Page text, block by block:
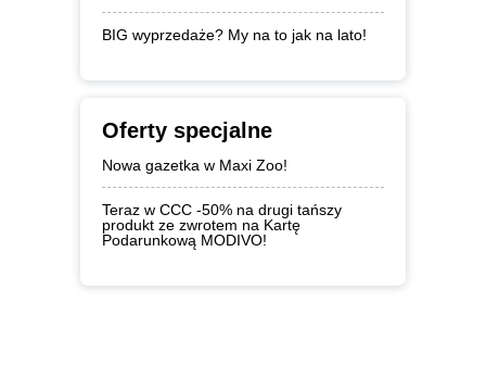
BIG wyprzedaże? My na to jak na lato!
Oferty specjalne
Nowa gazetka w Maxi Zoo!
Teraz w CCC -50% na drugi tańszy
produkt ze zwrotem na Kartę
Podarunkową MODIVO!